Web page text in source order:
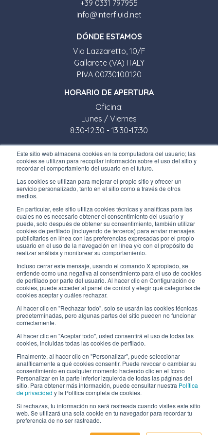
Este sitio web almacena cookies en la computadora del usuario; las
cookies se utilizan para recopilar información sobre el uso del sitio y
recordar el comportamiento del usuario en el futuro.
Las cookies se utilizan para mejorar el propio sitio y ofrecer un
servicio personalizado, tanto en el sitio como a través de otros
medios.
En particular, este sitio utiliza cookies técnicas y analíticas para las
cuales no es necesario obtener el consentimiento del usuario y
puede, solo después de obtener su consentimiento, también utilizar
cookies de perfilado (incluyendo de terceros) para enviar mensajes
publicitarios en línea con las preferencias expresadas por el propio
usuario en el uso de la navegación en línea y/o con el propósito de
realizar análisis y monitorear su comportamiento.
Incluso cerrar este mensaje, usando el comando X apropiado, se
entiende como una negativa al consentimiento para el uso de cookies
de perfilado por parte del usuario. Al hacer clic en Configuración de
cookies, puede acceder al panel de control y elegir qué categorías de
cookies aceptar y cuáles rechazar.
Al hacer clic en "Rechazar todo", solo se usarán las cookies técnicas
predeterminadas, pero algunas partes del sitio pueden no funcionar
correctamente.
Al hacer clic en "Aceptar todo", usted consentirá el uso de todas las
cookies, incluidas todas las cookies de perfilado.
Finalmente, al hacer clic en "Personalizar", puede seleccionar
analíticamente a qué cookies consentir. Puede revocar o cambiar su
consentimiento en cualquier momento haciendo clic en el ícono
Personalizar en la parte inferior izquierda de todas las páginas del
sitio. Para obtener más información, puede consultar nuestra Política
de privacidad y la Política completa de cookies.
Si rechazas, tu información no será rastreada cuando visites este sitio
web. Se utilizará una sola cookie en tu navegador para recordar tu
preferencia de no ser rastreado.
+39 0331 797955
info@interfluid.net
DÓNDE ESTAMOS
Via Lazzaretto, 10/F
Gallarate (VA) ITALY
P.IVA 00730100120
HORARIO DE APERTURA
Oficina:
Lunes / Viernes
8:30-12:30 - 13:30-17:30
Tienda:
Lunes / Viernes
8:30-12:00 - 13:30-17:00
Subscríbete a nuestro boletín
Trabaja con nosotros
Los envases de Interfluid
Proyecto de transformación digital
MANT É GASE AL D ÍA
© 2026 Interfluid srl • Tutti i diritti riservati